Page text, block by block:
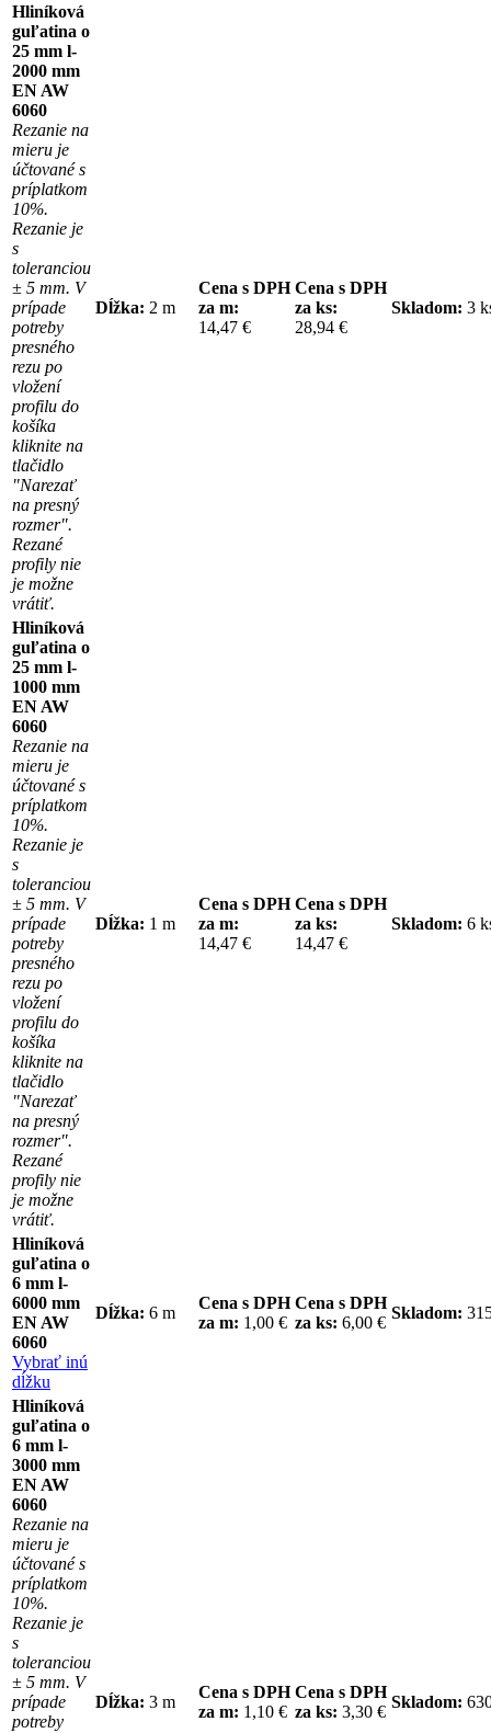
Hliníková
guľatina o
25 mm l-
2000 mm
EN AW
6060
Rezanie na
mieru je
účtované s
príplatkom
10%.
Rezanie je
s
toleranciou
± 5 mm. V
prípade
potreby
presného
rezu po
vložení
profilu do
košíka
kliknite na
tlačidlo
"Narezať
na presný
rozmer".
Rezané
profily nie
je možne
vrátiť.
Dĺžka: 2 m
Cena s DPH
za m:
14,47 €
Cena s DPH
za ks:
28,94 €
Skladom: 3
Hliníková
guľatina o
25 mm l-
1000 mm
EN AW
6060
Rezanie na
mieru je
účtované s
príplatkom
10%.
Rezanie je
s
toleranciou
± 5 mm. V
prípade
potreby
presného
rezu po
vložení
profilu do
košíka
kliknite na
tlačidlo
"Narezať
na presný
rozmer".
Rezané
profily nie
je možne
vrátiť.
Dĺžka: 1 m
Cena s DPH
za m:
14,47 €
Cena s DPH
za ks:
14,47 €
Skladom: 6
Hliníková
guľatina o
6 mm l-
6000 mm
EN AW
6060
Vybrať inú
dĺžku
Dĺžka: 6 m
Cena s DPH
za m: 1,00 €
Cena s DPH
za ks: 6,00 €
Skladom:
Hliníková
guľatina o
6 mm l-
3000 mm
EN AW
6060
Rezanie na
mieru je
účtované s
príplatkom
10%.
Rezanie je
s
toleranciou
± 5 mm. V
prípade
potreby
Dĺžka: 3 m
Cena s DPH
za m: 1,10 €
Cena s DPH
za ks: 3,30 €
Skladom: